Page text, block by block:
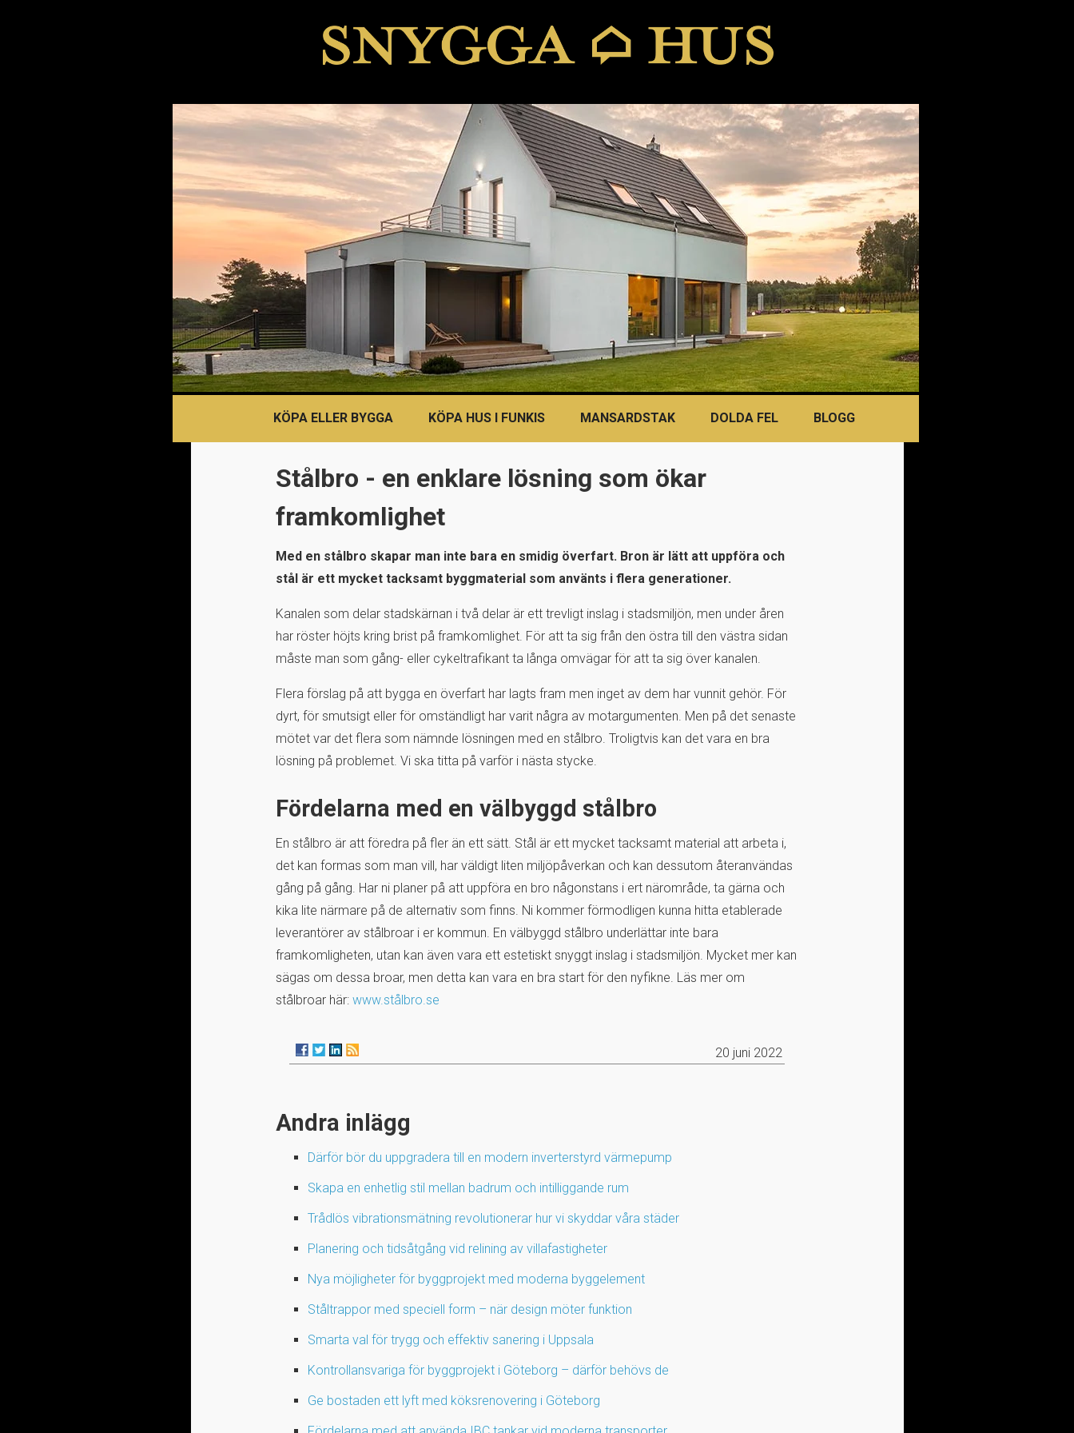
KÖPA ELLER BYGGA KÖPA HUS I FUNKIS MANSARDSTAK DOLDA FEL BLOGG
Stålbro - en enklare lösning som ökar
framkomlighet
Med en stålbro skapar man inte bara en smidig överfart. Bron är lätt att uppföra och
stål är ett mycket tacksamt byggmaterial som använts i flera generationer.
Kanalen som delar stadskärnan i två delar är ett trevligt inslag i stadsmiljön, men under åren
har röster höjts kring brist på framkomlighet. För att ta sig från den östra till den västra sidan
måste man som gång- eller cykeltrafikant ta långa omvägar för att ta sig över kanalen.
Flera förslag på att bygga en överfart har lagts fram men inget av dem har vunnit gehör. För
dyrt, för smutsigt eller för omständligt har varit några av motargumenten. Men på det senaste
mötet var det flera som nämnde lösningen med en stålbro. Troligtvis kan det vara en bra
lösning på problemet. Vi ska titta på varför i nästa stycke.
Fördelarna med en välbyggd stålbro
En stålbro är att föredra på fler än ett sätt. Stål är ett mycket tacksamt material att arbeta i,
det kan formas som man vill, har väldigt liten miljöpåverkan och kan dessutom återanvändas
gång på gång. Har ni planer på att uppföra en bro någonstans i ert närområde, ta gärna och
kika lite närmare på de alternativ som finns. Ni kommer förmodligen kunna hitta etablerade
leverantörer av stålbroar i er kommun. En välbyggd stålbro underlättar inte bara
framkomligheten, utan kan även vara ett estetiskt snyggt inslag i stadsmiljön. Mycket mer kan
sägas om dessa broar, men detta kan vara en bra start för den nyfikne. Läs mer om
stålbroar här:www.stålbro.se
20 juni 2022
Andra inlägg
Därför bör du uppgradera till en modern inverterstyrd värmepump
Skapa en enhetlig stil mellan badrum och intilliggande rum
Trådlös vibrationsmätning revolutionerar hur vi skyddar våra städer
Planering och tidsåtgång vid relining av villafastigheter
Nya möjligheter för byggprojekt med moderna byggelement
Ståltrappor med speciell form – när design möter funktion
Smarta val för trygg och effektiv sanering i Uppsala
Kontrollansvariga för byggprojekt i Göteborg – därför behövs de
Ge bostaden ett lyft med köksrenovering i Göteborg